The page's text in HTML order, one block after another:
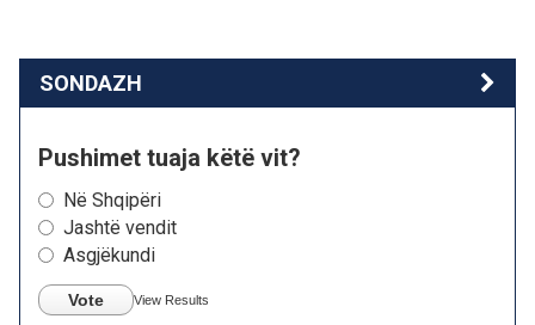
SONDAZH
Pushimet tuaja këtë vit?
Në Shqipëri
Jashtë vendit
Asgjëkundi
Vote View Results